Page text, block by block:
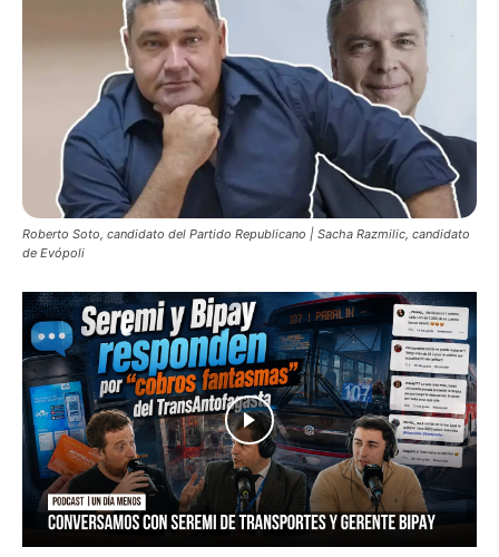
Roberto Soto, candidato del Partido Republicano | Sacha Razmilic, candidato
de Evópoli